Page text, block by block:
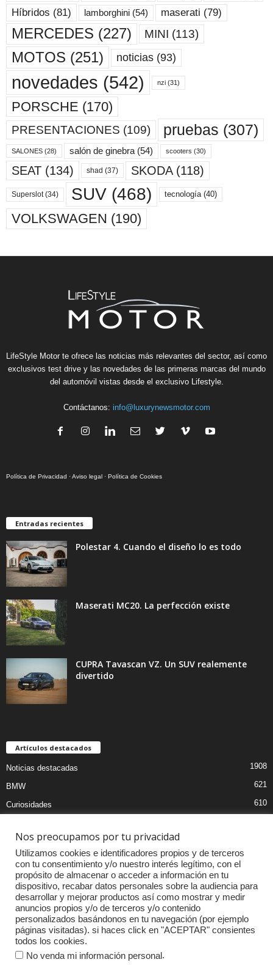
Híbridos (81) lamborghini (54) maserati (79)
MERCEDES (227) MINI (113)
MOTOS (251) noticias (93)
novedades (542) nzi (31)
PORSCHE (170)
PRESENTACIONES (109) pruebas (307)
SALONES (28) salón de ginebra(54) scooters (30)
SEAT (134) shad (37) SKODA(118)
Superslot(34) SUV (468) tecnología(40)
VOLKSWAGEN (190)
LifeStyle Motor te ofrece las noticias más relevantes del sector, así como
exclusivos test drive y las novedades de las primeras marcas del mundo
del automóvil vistas desde el exclusivo Lifestyle.
Contáctanos: info@luxurynewsmotor.com
Política de Privacidad ·Aviso legal · Política de Cookies
Entradas recientes
Polestar 4. Cuando el diseño lo es todo
Maserati MC20. La perfección existe
CUPRA Tavascan VZ. Un SUV realemente
divertido
Artículos destacados
Noticias destacadas 1908
BMW 621
Curiosidades 610
Audi
MOTOS
Competiciones
Mercedes
Porsche 232
Nos preocupamos por tu privacidad
Utilizamos cookies e identificadores propios y de terceros
con tu consentimiento y/o nuestro interés legítimo, con el
propósito de almacenar o acceder a información en tu
dispositivo, recabar datos personales sobre la audiencia para
desarrollar y mejorar productos así como mostrar y medir
anuncios propios y/o de terceros y/o contenido
personalizados basándonos en tu navegación (por ejemplo
páginas visitadas). si haces click en "ACEPTAR" consientes
todos los cookies.
No venda mi información personal .